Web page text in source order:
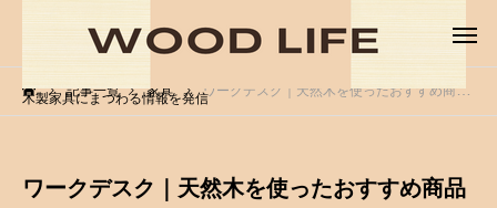
木製家具にまつわる情報を発信
記事一覧 家具 ワークデスク｜天然木を使ったおすすめ商品をご紹介します
ワークデスク｜天然木を使ったおすすめ商品